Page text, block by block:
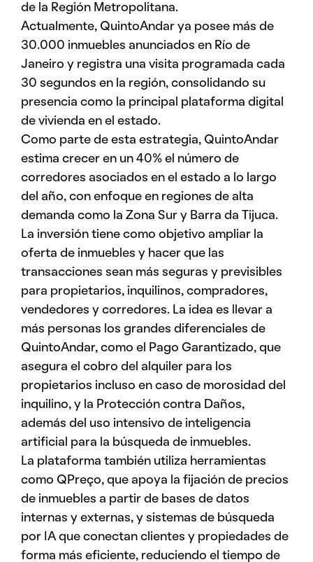
de la Región Metropolitana.
Actualmente, QuintoAndar ya posee más de
30.000 inmuebles anunciados en Río de
Janeiro y registra una visita programada cada
30 segundos en la región, consolidando su
presencia como la principal plataforma digital
de vivienda en el estado.
Como parte de esta estrategia, QuintoAndar
estima crecer en un 40% el número de
corredores asociados en el estado a lo largo
del año, con enfoque en regiones de alta
demanda como la Zona Sur y Barra da Tijuca.
La inversión tiene como objetivo ampliar la
oferta de inmuebles y hacer que las
transacciones sean más seguras y previsibles
para propietarios, inquilinos, compradores,
vendedores y corredores. La idea es llevar a
más personas los grandes diferenciales de
QuintoAndar, como el Pago Garantizado, que
asegura el cobro del alquiler para los
propietarios incluso en caso de morosidad del
inquilino, y la Protección contra Daños,
además del uso intensivo de inteligencia
artificial para la búsqueda de inmuebles.
La plataforma también utiliza herramientas
como QPreço, que apoya la fijación de precios
de inmuebles a partir de bases de datos
internas y externas, y sistemas de búsqueda
por IA que conectan clientes y propiedades de
forma más eficiente, reduciendo el tiempo de